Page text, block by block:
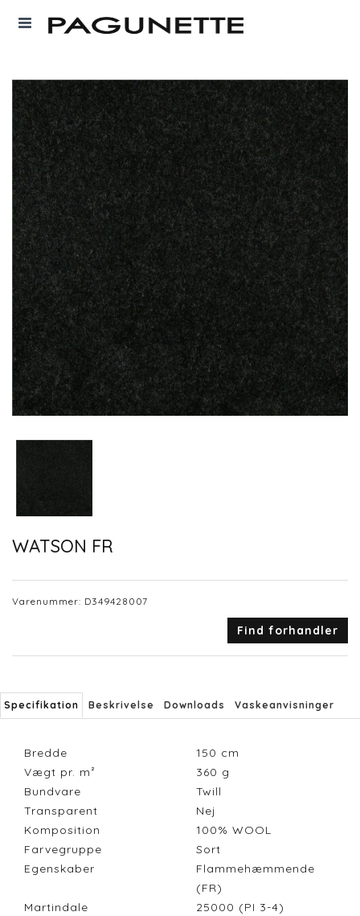
WATSON FR
Varenummer: D349428007
Find forhandler
Specifikation Beskrivelse Downloads Vaskeanvisninger
Bredde 150 cm
Vægt pr. m²
360 g
Bundvare
Twill
Transparent
Nej
Komposition
100% WOOL
Farvegruppe
Sort
Egenskaber
Flammehæmmende
(FR)
Martindale
25000 (PI 3-4)